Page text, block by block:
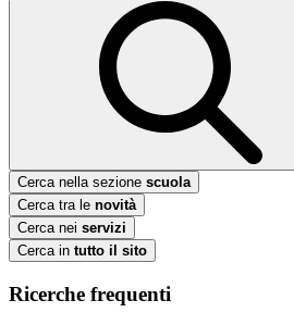
Cerca nella sezione scuola
Cerca tra le novità
Cerca nei servizi
Cerca in tutto il sito
Ricerche frequenti